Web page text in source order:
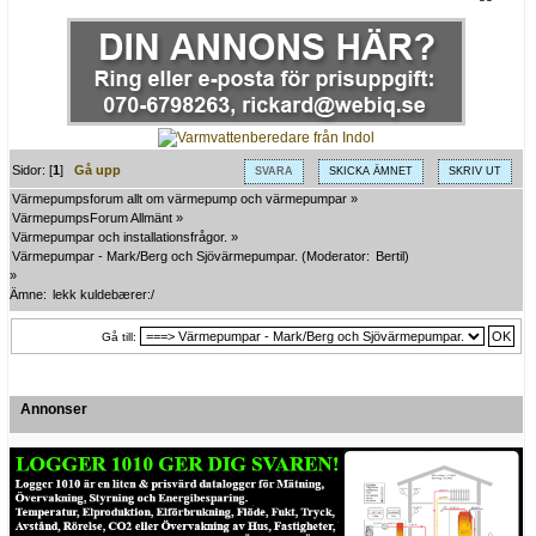
SVARA SKICKA ÄMNET SKRIV UT
Sidor: [1]Gå upp
Värmepumpsforum allt om värmepump och värmepumpar »
VärmepumpsForum Allmänt »
Värmepumpar och installationsfrågor. »
Värmepumpar - Mark/Berg och Sjövärmepumpar. (Moderator: Bertil)
»
Ämne: lekk kuldebærer:/
Gå till:
Annonser